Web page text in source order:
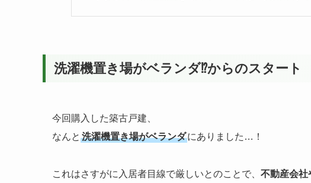
洗濯機置き場がベランダ⁉️からのスタート
今回購入した築古戸建、
なんと 洗濯機置き場がベランダにありました…！
これはさすがに入居者目線で厳しいとのことで、 不動産会社